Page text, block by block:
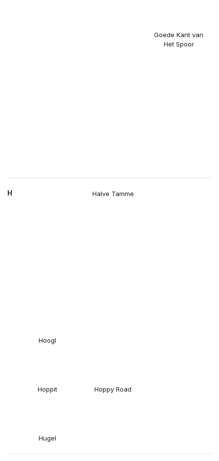
Goede Kant van
Het Spoor
H Halve Tamme
Hoogl
Hoppit Hoppy Road
Hugel